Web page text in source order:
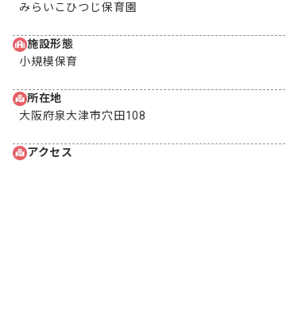
みらいこひつじ保育園
施設形態
小規模保育
所在地
大阪府泉大津市穴田108
アクセス